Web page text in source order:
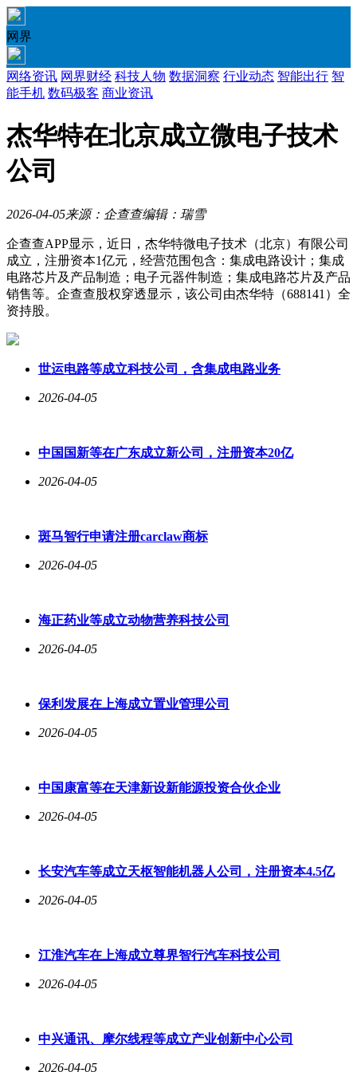
网界
网络资讯 网界财经 科技人物 数据洞察 行业动态 智能出行 智
能手机 数码极客 商业资讯
杰华特在北京成立微电子技术
公司
2026-04-05来源：企查查编辑：瑞雪
企查查APP显示，近日，杰华特微电子技术（北京）有限公司
成立，注册资本1亿元，经营范围包含：集成电路设计；集成
电路芯片及产品制造；电子元器件制造；集成电路芯片及产品
销售等。企查查股权穿透显示，该公司由杰华特（688141）全
资持股。
世运电路等成立科技公司，含集成电路业务
2026-04-05
中国国新等在广东成立新公司，注册资本20亿
2026-04-05
斑马智行申请注册carclaw商标
2026-04-05
海正药业等成立动物营养科技公司
2026-04-05
保利发展在上海成立置业管理公司
2026-04-05
中国康富等在天津新设新能源投资合伙企业
2026-04-05
长安汽车等成立天枢智能机器人公司，注册资本4.5亿
2026-04-05
江淮汽车在上海成立尊界智行汽车科技公司
2026-04-05
中兴通讯、摩尔线程等成立产业创新中心公司
2026-04-05